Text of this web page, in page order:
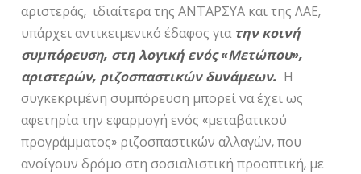
αριστεράς, ιδιαίτερα της ΑΝΤΑΡΣΥΑ και της ΛΑΕ,
υπάρχει αντικειμενικό έδαφος για την κοινή
συμπόρευση, στη λογική ενός «Μετώπου»,
αριστερών, ριζοσπαστικών δυνάμεων. Η
συγκεκριμένη συμπόρευση μπορεί να έχει ως
αφετηρία την εφαρμογή ενός «μεταβατικού
προγράμματος» ριζοσπαστικών αλλαγών, που
ανοίγουν δρόμο στη σοσιαλιστική προοπτική, με